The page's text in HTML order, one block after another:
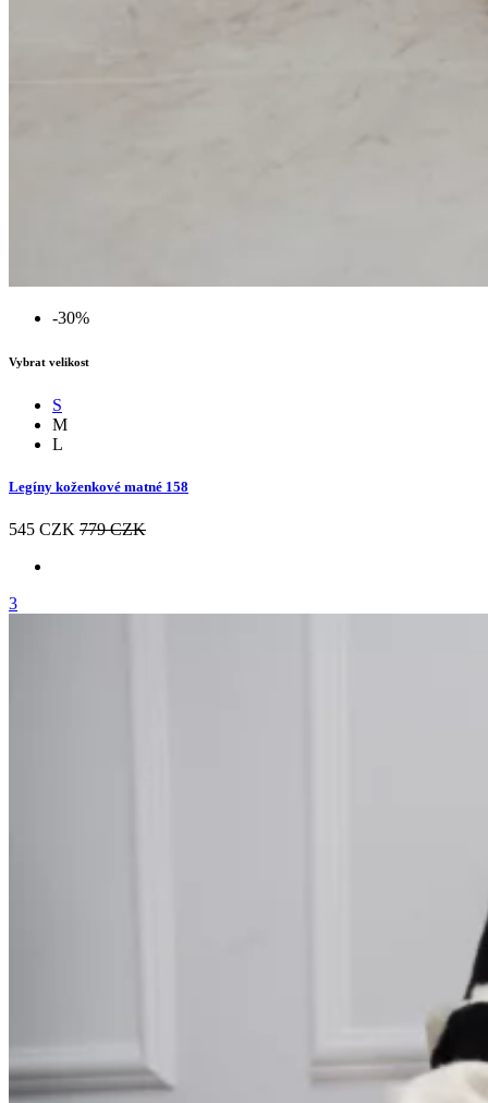
-30%
Vybrat velikost
S
M
L
Legíny koženkové matné 158
545 CZK 779 CZK
3